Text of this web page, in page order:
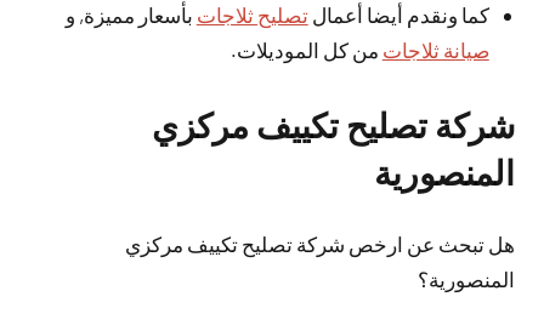
كما ونقدم أيضا أعمالتصليح ثلاجات بأسعار مميزة, و
صيانة ثلاجات من كل الموديلات.
شركة تصليح تكييف مركزي
المنصورية
هل تبحث عن ارخص شركة تصليح تكييف مركزي
المنصورية؟